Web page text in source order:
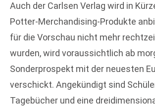
Auch der Carlsen Verlag wird in
Potter-Merchandising-Produkte
für die Vorschau nicht mehr
wurden, wird voraussichtlich ab
Sonderprospekt mit der neuesten
verschickt. Angekündigt sind
Tagebücher und eine